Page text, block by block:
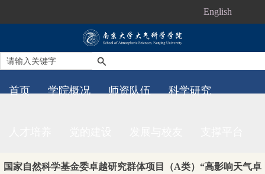
English
首页 学院概况 师资队伍 科学研究
国家自然科学基金委卓越研究群体项目（A类）“高影响天气卓